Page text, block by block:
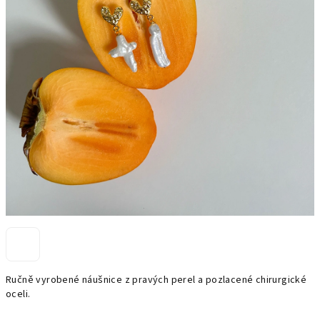
Ručně vyrobené náušnice z pravých perel a pozlacené chirurgické
oceli.